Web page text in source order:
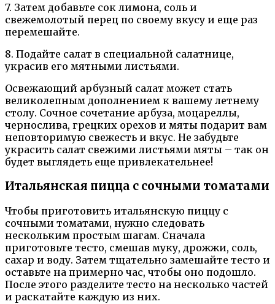
7. Затем добавьте сок лимона, соль и
свежемолотый перец по своему вкусу и еще раз
перемешайте.
8. Подайте салат в специальной салатнице,
украсив его мятными листьями.
Освежающий арбузный салат может стать
великолепным дополнением к вашему летнему
столу. Сочное сочетание арбуза, моцареллы,
чернослива, грецких орехов и мяты подарит вам
неповторимую свежесть и вкус. Не забудьте
украсить салат свежими листьями мяты – так он
будет выглядеть еще привлекательнее!
Итальянская пицца с сочными томатами
Чтобы приготовить итальянскую пиццу с
сочными томатами, нужно следовать
нескольким простым шагам. Сначала
приготовьте тесто, смешав муку, дрожжи, соль,
сахар и воду. Затем тщательно замешайте тесто и
оставьте на примерно час, чтобы оно подошло.
После этого разделите тесто на несколько частей
и раскатайте каждую из них.